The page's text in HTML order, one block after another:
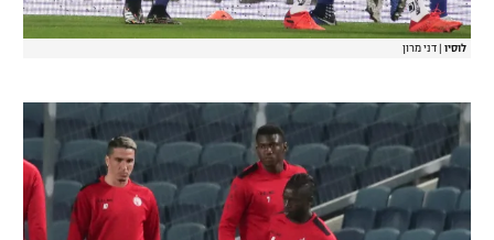
לוסיו דני מרון